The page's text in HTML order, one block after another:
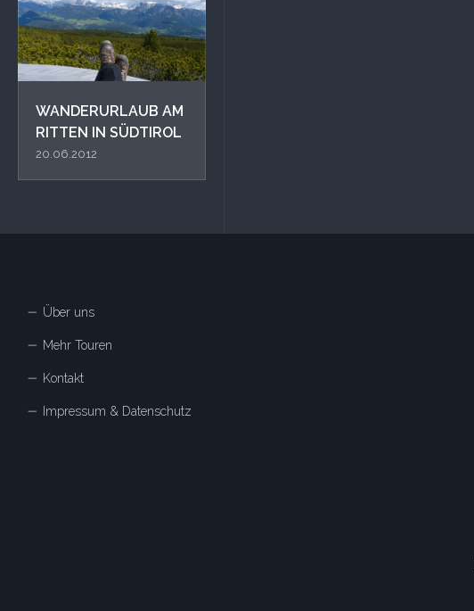
WANDERURLAUB AM
RITTEN IN SÜDTIROL
20.06.2012
Über uns
Mehr Touren
Kontakt
Impressum & Datenschutz